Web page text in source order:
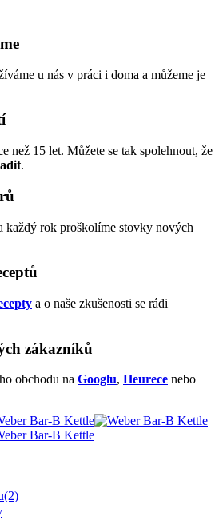
u nás v práci i doma a můžeme je
než 15 let. Můžete se tak spolehnout, že
.
každý rok proškolíme stovky nových
a o naše zkušenosti se rádi
zákazníků
obchodu na Googlu, Heurece nebo
(2)